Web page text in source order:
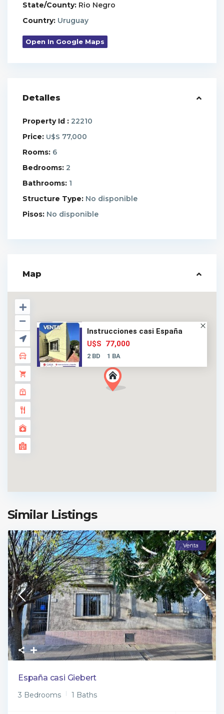
State/County: Rio Negro
Country: Uruguay
Open In Google Maps
Detalles
Property Id : 22210
Price: U$S 77,000
Rooms: 6
Bedrooms: 2
Bathrooms: 1
Structure Type: No disponible
Pisos: No disponible
Map
Instrucciones casi España
U$S 77,000
2 BD 1 BA
Similar Listings
Venta
España casi Giebert
3 Bedrooms 1 Baths